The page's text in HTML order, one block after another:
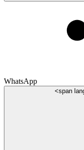
WhatsApp
<span